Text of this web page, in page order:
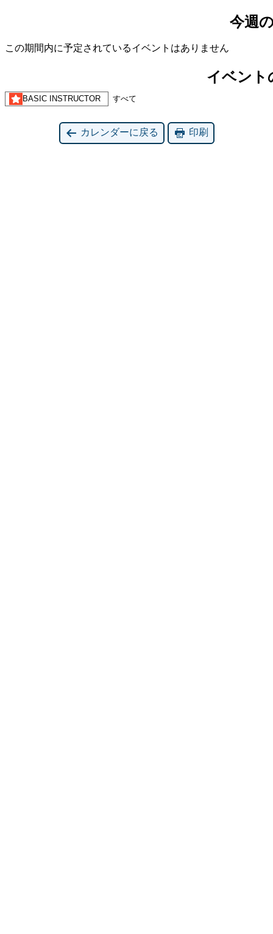
今週
この期間内に予定されているイベントはありません
イベント
BASIC INSTRUCTOR すべて
カレンダーに戻る 印刷